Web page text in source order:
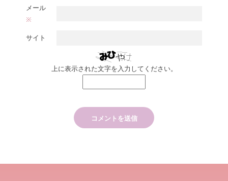
メール
※
サイト
上に表示された文字を入力してください。